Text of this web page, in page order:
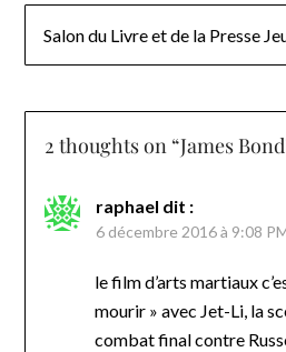
l’article
Salon du Livre et de la Presse
2 thoughts on “James Bond
raphael dit :
6 décembre 2016 à 9:08
le film d’arts martiaux
mourir » avec Jet-Li, la
combat final contre